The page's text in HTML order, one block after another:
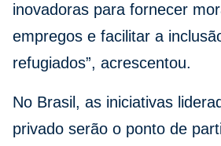
inovadoras para fornecer
empregos e facilitar a
refugiados”, acrescentou.
No Brasil, as iniciativas
privado serão o ponto de